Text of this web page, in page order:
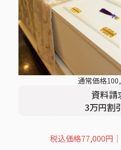
通常価格
資料請
3万円割
税込価格77,000円